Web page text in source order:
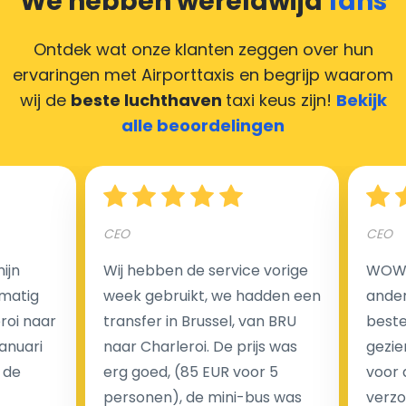
compliment geven, maar heeft u geen contant geld?
Deze situatie is vrij gebruikelijk in onze tijd van
creditcards. Geen probleem! U kunt ons heel blij
maken door uw feedback achter te laten en wij
zorgen ervoor dat uw chauffeur deze krijgt.
Hoeveel kost een luchthaven taxi transfer?
Een van de meest aantrekkelijke voordelen van
luchthaventaxi's is een vast tarief voor uw rit. In
tegenstelling tot traditionele taxi's met taxameter
brengen wij u geen extra kosten in rekening voor de
Ontdek wat onze klanten zeggen over hun
ervaringen met Airporttaxis en begrijp waarom
wij de beste luchthaven taxi keus zijn! Bekijk
alle beoordelingen
naar
CEO
Wij hebben de service vorige
week gebruikt, we hadden een
transfer in Brussel, van BRU
naar Charleroi. De prijs was
erg goed, (85 EUR voor 5
personen), de mini-bus was
CEO
voor